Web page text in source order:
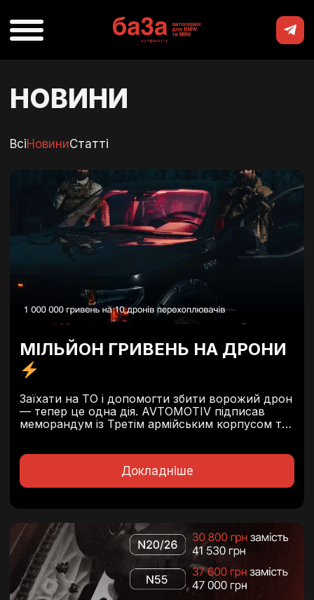
НОВИНИ
ВсіНовиниСтатті
МІЛЬЙОН ГРИВЕНЬ НА ДРОНИ
Заїхати на ТО і допомогти збити ворожий дрон
— тепер це одна дія. AVTOMOTIV підписав
меморандум із Третім армійським корпусом та
AVTOMOTIV – Комплектуй Трійку дронами!
Кожне обслуговування по обраним...
Докладніше